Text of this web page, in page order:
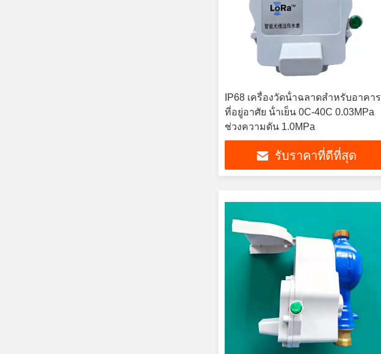
IP68 เครื่องวัดน้ําฉลาดสําหรับอาคาร
ที่อยู่อาศัย น้ําเย็น 0C-40C 0.03MPa
ช่วงความดัน 1.0MPa
รับราคาที่ดีที่สุด